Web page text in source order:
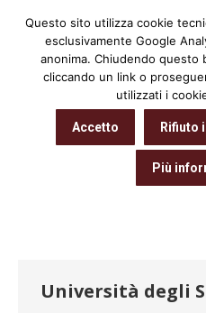
Archivio
Tu sei qui:
Home 2020
Università degli
Questo sito utilizza cookie
esclusivamente Google
anonima. Chiudendo questo
cliccando un link o
utilizzati i
Accetto Rifiuto
Più